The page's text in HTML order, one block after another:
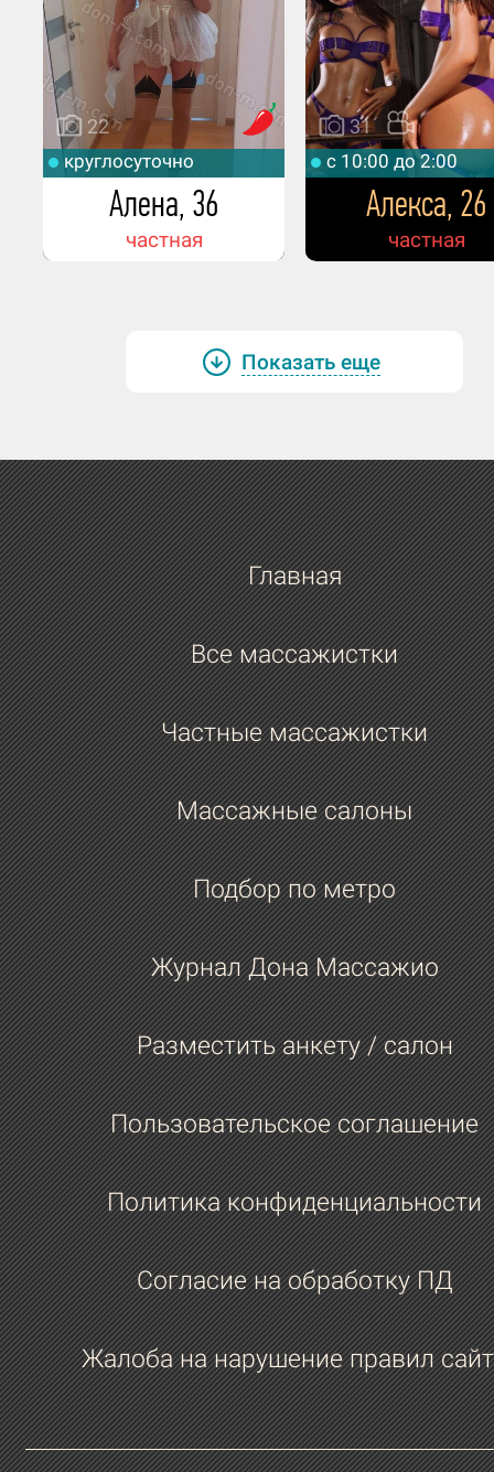
круглосуточно
Алена, 36
частная
22
c 10:00 до 2:00
Алекса, 26
частная
31
Показать еще
Главная
Все массажистки
Частные массажистки
Массажные салоны
Подбор по метро
Журнал Дона Массажио
Разместить анкету / салон
Пользовательское соглашение
Политика конфиденциальности
Согласие на обработку ПД
Жалоба на нарушение правил